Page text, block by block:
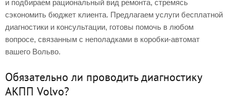
и подбираем рациональный вид ремонта, стремясь
сэкономить бюджет клиента. Предлагаем услуги бесплатной
диагностики и консультации, готовы помочь в любом
вопросе, связанным с неполадками в коробки-автомат
вашего Вольво.
Обязательно ли проводить диагностику
АКПП Volvo?